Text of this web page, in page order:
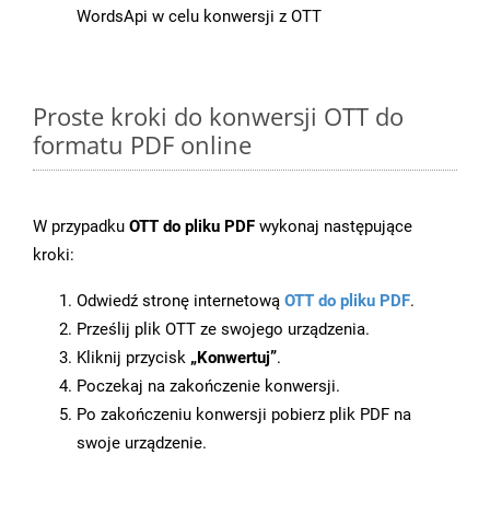
WordsApi w celu konwersji z OTT
Proste kroki do konwersji OTT do
formatu PDF online
W przypadku OTT do pliku PDF wykonaj następujące
kroki:
Odwiedź stronę internetową OTT do pliku PDF.
Prześlij plik OTT ze swojego urządzenia.
Kliknij przycisk „Konwertuj”.
Poczekaj na zakończenie konwersji.
Po zakończeniu konwersji pobierz plik PDF na
swoje urządzenie.